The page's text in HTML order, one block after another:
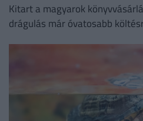
Kitart a magyarok
drágulás már óvatosabb